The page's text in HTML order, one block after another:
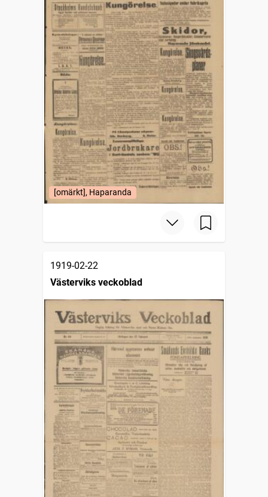
[omärkt], Haparanda
1919-02-22
Västerviks veckoblad